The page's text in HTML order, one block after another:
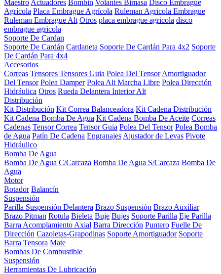
Maestro Actuadores Bombin Volantes Bimasa Disco Embrague
Agrícola Placa Embrague Agrícola Ruleman Agricola Embrague
Ruleman Embrague Alt Otros placa embrague agricola disco
embrague agricola
Soporte De Cardan
Soporte De Cardán Cardaneta Soporte De Cardán Para 4x2 Soporte
De Cardán Para 4x4
Accesorios
Correas Tensores Tensores Guia Polea Del Tensor Amortiguador
Del Tensor Polea Damper Polea Alt Marcha Libre Polea Dirección
Hidráulica Otros Rueda Delantera Interior Alt
Distribución
Kit Distribución Kit Correa Balanceadora Kit Cadena Distribución
Kit Cadena Bomba De Agua Kit Cadena Bomba De Aceite Correas
Cadenas Tensor Correa Tensor Guia Polea Del Tensor Polea Bomba
de Agua Patín De Cadena Engranajes Ajustador de Levas Pivote
Hidráulico
Bomba De Agua
Bomba De Agua C/Carcaza Bomba De Agua S/Carcaza Bomba De
Agua
Motor
Botador Balancín
Suspensión
Parilla Suspensión Delantera Brazo Suspensión Brazo Auxiliar
Brazo Pitman Rotula Bieleta Buje Bujes Soporte Parilla Eje Parilla
Barra Acomplamiento Axial Barra Dirección Puntero Fuelle De
Dirección Cazoletas-Grapodinas Soporte Amortiguador Soporte
Barra Tensora Mate
Bombas De Combustible
Suspensión
Herramientas De Lubricación